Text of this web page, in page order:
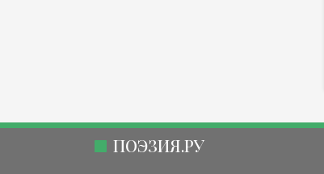
ПОЭЗИЯ.РУ